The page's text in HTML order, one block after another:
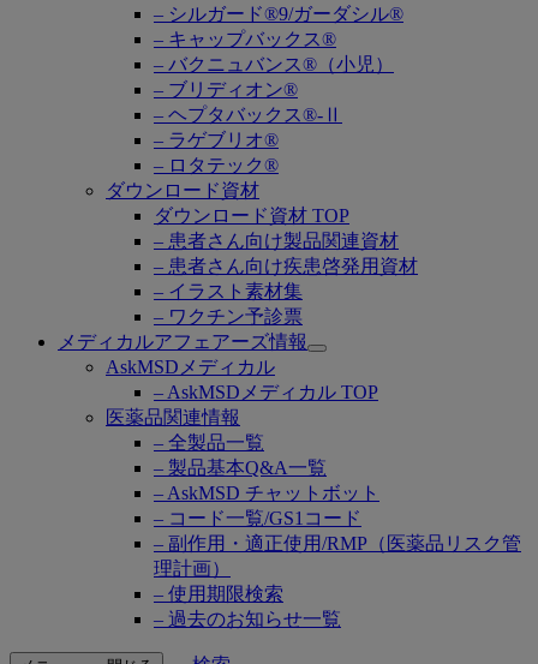
– シルガード®9/ガーダシル®
– キャップバックス®
– バクニュバンス®（小児）
– ブリディオン®
– ヘプタバックス®-Ⅱ
– ラゲブリオ®
– ロタテック®
ダウンロード資材
ダウンロード資材 TOP
– 患者さん向け製品関連資材
– 患者さん向け疾患啓発用資材
– イラスト素材集
– ワクチン予診票
メディカルアフェアーズ情報
Open
AskMSDメディカル
– AskMSDメディカル TOP
医薬品関連情報
– 全製品一覧
– 製品基本Q&A一覧
– AskMSD チャットボット
– コード一覧/GS1コード
– 副作用・適正使用/RMP（医薬品リスク管
理計画）
– 使用期限検索
– 過去のお知らせ一覧